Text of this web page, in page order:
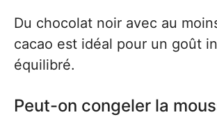
Du chocolat noir avec au
cacao est idéal pour un goût
équilibré.
Peut-on congeler la